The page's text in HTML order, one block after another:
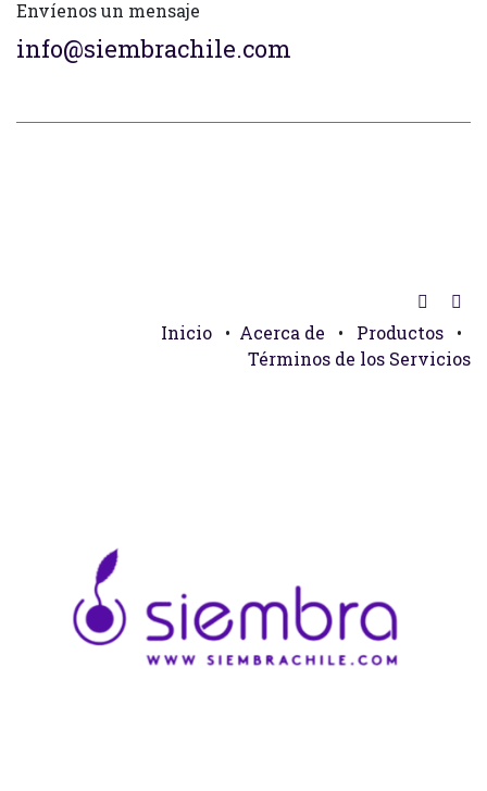
Envíenos un mensaje
info@siembrachile.com
Inicio • Acerca de • Productos
•
Términos de los Servicios